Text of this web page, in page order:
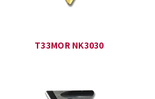
T33MOR NK3030